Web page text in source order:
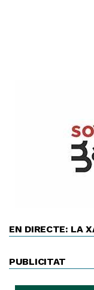
EN DIRECTE: LA
PUBLICITAT